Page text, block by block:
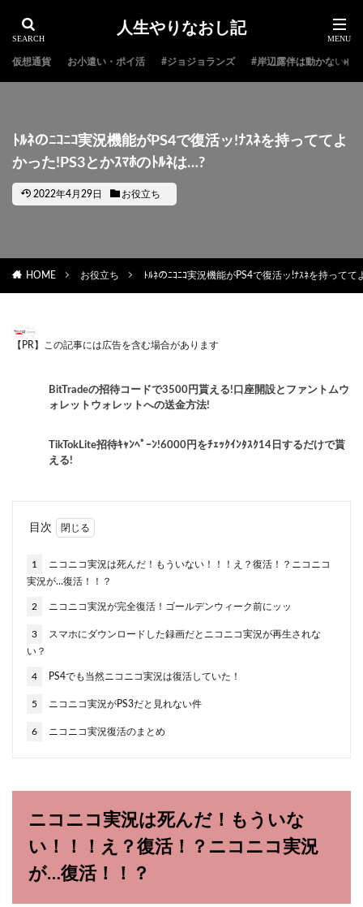
人生やりなおし記
仮想通貨 お小遣い・ポイ活 #ジョジョランズ #岸辺露伴は動かない
ﾄﾙﾈのﾆｺﾆｺ実況機能がPS4で復活ッ!ﾅｽﾈを持っててよ
かった!PS3とかｽﾏﾎのﾄﾙﾈは…?
2022年4月29日 お役立ち
HOME お役立ち ﾄﾙﾈのﾆｺﾆｺ実況機能がPS4で復活ッ!ﾅｽﾈを持ってて
【PR】この記事には広告を含む場合があります
BitTradeの招待コードで3500円貰える!口座開設とファントムウ
ォレットウォレットへの送金方法!
TikTokLite招待ｷｬﾝﾍﾟｰﾝ!6000円をﾁｪｯｸｲﾝﾀｽｸ14日するだけで貰
える!
目次
1
ニコニコ実況は死んだ！もういない！！！え？復活！？ニコニコ
実況が…復活！！？
2 ニコニコ実況が完全復活！ゴールデンウィーク前にッッ
3
スマホにダウンロードした録画だとニコニコ実況が再生されな
い？
4 PS4でも当然ニコニコ実況は復活していた！
5 ニコニコ実況がPS3だと見れない件
6 ニコニコ実況復活のまとめ
ニコニコ実況は死んだ！もういな
い！！！え？復活！？ニコニコ実況
が…復活！！？